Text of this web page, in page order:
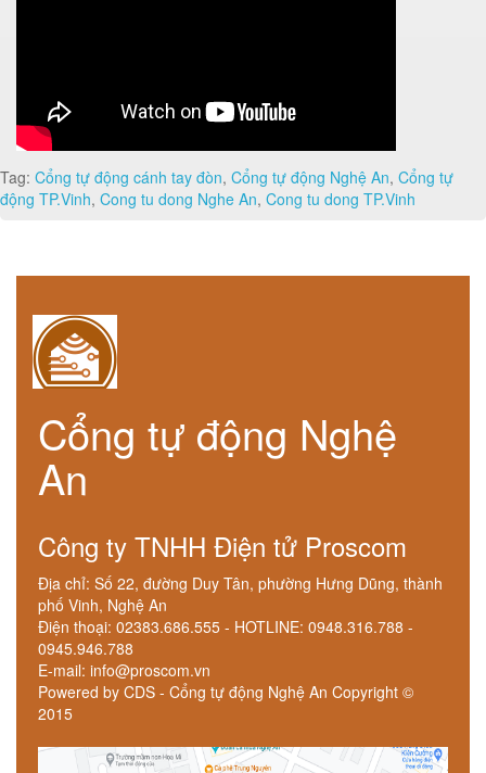
Tag: Cổng tự động cánh tay đòn, Cổng tự động Nghệ An, Cổng tự
động TP.Vinh, Cong tu dong Nghe An, Cong tu dong TP.Vinh
Cổng tự động Nghệ
An
Công ty TNHH Điện tử Proscom
Địa chỉ: Số 22, đường Duy Tân, phường Hưng Dũng, thành
phố Vinh, Nghệ An
Điện thoại: 02383.686.555 - HOTLINE: 0948.316.788 -
0945.946.788
E-mail: info@proscom.vn
Powered by CDS - Cổng tự động Nghệ An Copyright ©
2015